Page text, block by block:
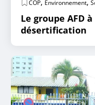
COP Environnement
Le groupe AFD
désertification